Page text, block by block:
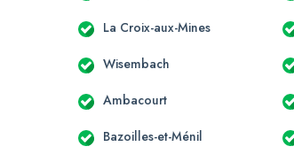
La Croix-aux-Mines
Wisembach
Ambacourt
Bazoilles-et-Ménil